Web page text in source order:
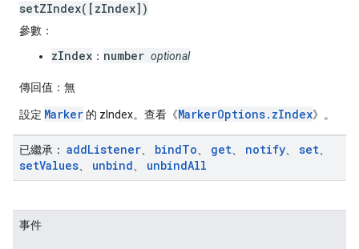
setZIndex([zIndex])
參數：
zIndex ： number optional
傳回值： 無
設定 Marker 的 zIndex。查看《MarkerOptions.zIndex》。
已繼承： addListener bindTo get notify set
setValues unbind unbindAll
事件